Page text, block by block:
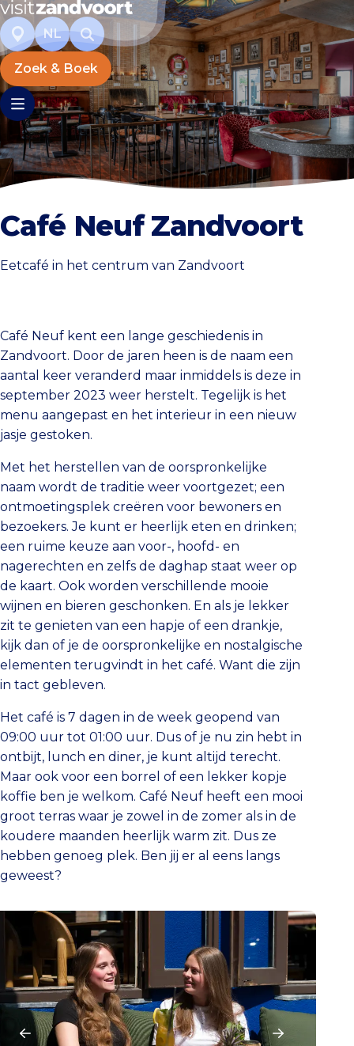
NL
Zoek & Boek
Café Neuf Zandvoort
Eetcafé in het centrum van Zandvoort
Café Neuf kent een lange geschiedenis in
Zandvoort. Door de jaren heen is de naam een
aantal keer veranderd maar inmiddels is deze in
september 2023 weer herstelt. Tegelijk is het
menu aangepast en het interieur in een nieuw
jasje gestoken.
Met het herstellen van de oorspronkelijke
naam wordt de traditie weer voortgezet; een
ontmoetingsplek creëren voor bewoners en
bezoekers. Je kunt er heerlijk eten en drinken;
een ruime keuze aan voor-, hoofd- en
nagerechten en zelfs de daghap staat weer op
de kaart. Ook worden verschillende mooie
wijnen en bieren geschonken. En als je lekker
zit te genieten van een hapje of een drankje,
kijk dan of je de oorspronkelijke en nostalgische
elementen terugvindt in het café. Want die zijn
in tact gebleven.
Het café is 7 dagen in de week geopend van
09:00 uur tot 01:00 uur. Dus of je nu zin hebt in
ontbijt, lunch en diner, je kunt altijd terecht.
Maar ook voor een borrel of een lekker kopje
koffie ben je welkom. Café Neuf heeft een mooi
groot terras waar je zowel in de zomer als in de
koudere maanden heerlijk warm zit. Dus ze
hebben genoeg plek. Ben jij er al eens langs
geweest?